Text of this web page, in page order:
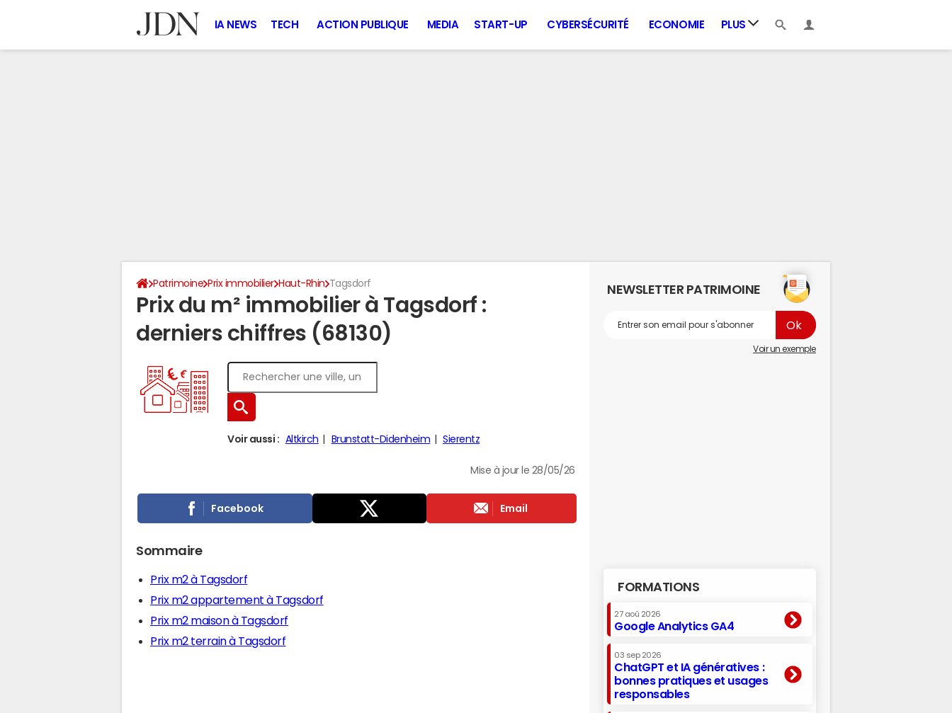
IA NEWS TECH ACTION PUBLIQUE MEDIA START-UP CYBERSÉCURITÉ ECONOMIE PLUS
Patrimoine Prix immobilier Haut-Rhin Tagsdorf
Prix du m² immobilier à Tagsdorf :
derniers chiffres (68130)
Voir aussi : Altkirch Brunstatt-Didenheim Sierentz
Mise à jour le 28/05/26
Facebook Email
Sommaire
Prix m2 à Tagsdorf
Prix m2 appartement à Tagsdorf
Prix m2 maison à Tagsdorf
Prix m2 terrain à Tagsdorf
NEWSLETTER PATRIMOINE
Voir un exemple
FORMATIONS
27 aoû 2026
Google Analytics GA4
03 sep 2026
ChatGPT et IA génératives :
bonnes pratiques et usages
responsables